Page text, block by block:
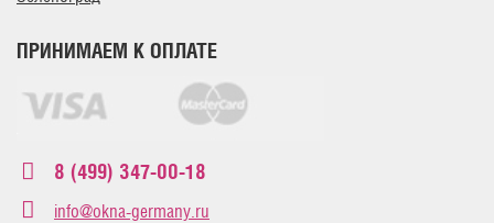
ПРИНИМАЕМ К ОПЛАТЕ
8 (499) 347-00-18
info@okna-germany.ru